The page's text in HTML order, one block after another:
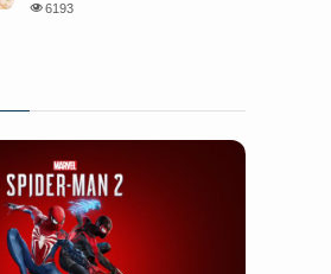
6193